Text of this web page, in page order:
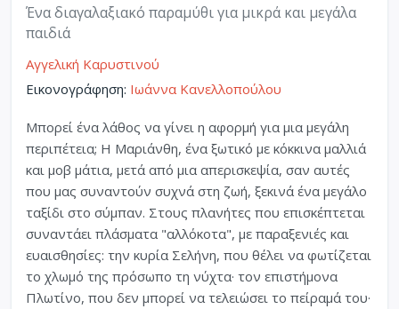
Ένα διαγαλαξιακό παραμύθι για μικρά και μεγάλα
παιδιά
Αγγελική Καρυστινού
Εικονογράφηση: Ιωάννα Κανελλοπούλου
Μπορεί ένα λάθος να γίνει η αφορμή για μια μεγάλη
περιπέτεια; Η Μαριάνθη, ένα ξωτικό με κόκκινα μαλλιά
και μοβ μάτια, μετά από μια απερισκεψία, σαν αυτές
που μας συναντούν συχνά στη ζωή, ξεκινά ένα μεγάλο
ταξίδι στο σύμπαν. Στους πλανήτες που επισκέπτεται
συναντάει πλάσματα "αλλόκοτα", με παραξενιές και
ευαισθησίες: την κυρία Σελήνη, που θέλει να φωτίζεται
το χλωμό της πρόσωπο τη νύχτα· τον επιστήμονα
Πλωτίνο, που δεν μπορεί να τελειώσει το πείραμά του·